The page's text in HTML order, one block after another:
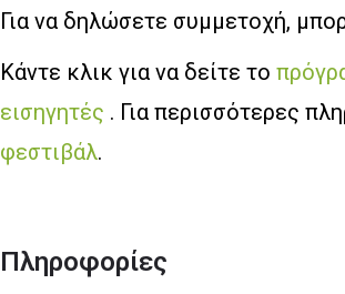
Για να δηλώσετε συμμετοχή,
Κάντε κλικ για να δείτε το
εισηγητές . Για περισσότερες
φεστιβάλ.
Πληροφορίες